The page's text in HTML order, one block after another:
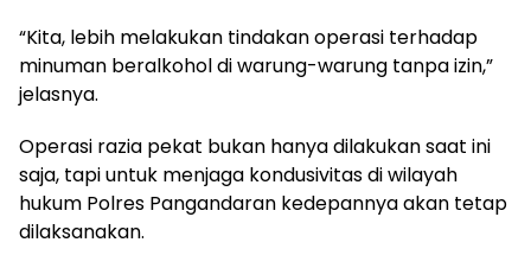
“Kita, lebih melakukan tindakan operasi terhadap
minuman beralkohol di warung-warung tanpa izin,”
jelasnya.
Operasi razia pekat bukan hanya dilakukan saat ini
saja, tapi untuk menjaga kondusivitas di wilayah
hukum Polres Pangandaran kedepannya akan tetap
dilaksanakan.